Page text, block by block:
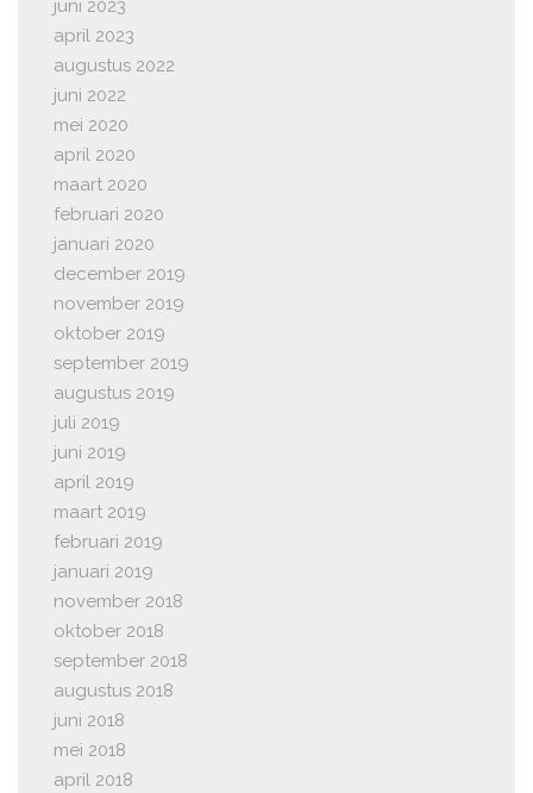
juni 2023
april 2023
augustus 2022
juni 2022
mei 2020
april 2020
maart 2020
februari 2020
januari 2020
december 2019
november 2019
oktober 2019
september 2019
augustus 2019
juli 2019
juni 2019
april 2019
maart 2019
februari 2019
januari 2019
november 2018
oktober 2018
september 2018
augustus 2018
juni 2018
mei 2018
april 2018